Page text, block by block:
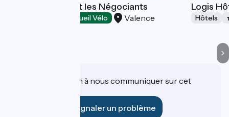
Hôtel-Restaurant les Négociants
Accueil Vélo Valence
Logis
Hôtels
Une information à nous communiquer sur cet
Signaler un problème